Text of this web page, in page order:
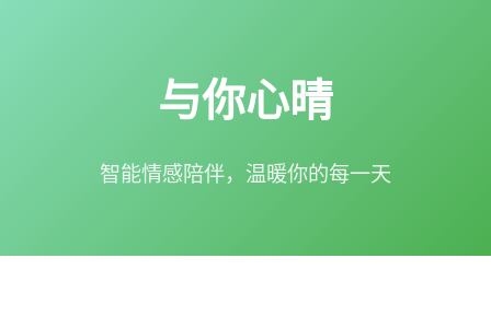
与你心晴
智能情感陪伴，温暖你的每一天